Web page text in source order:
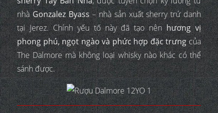
nhàGonzalez Byass– nhà sản xuất sherry trứ danh
tại Jerez. Chính yếu tố này đã tạo nênhương vị
phong phú, ngọt ngào và phức hợp đặc trưngcủa
The Dalmore mà không loại whisky nào khác có thể
sánh được.